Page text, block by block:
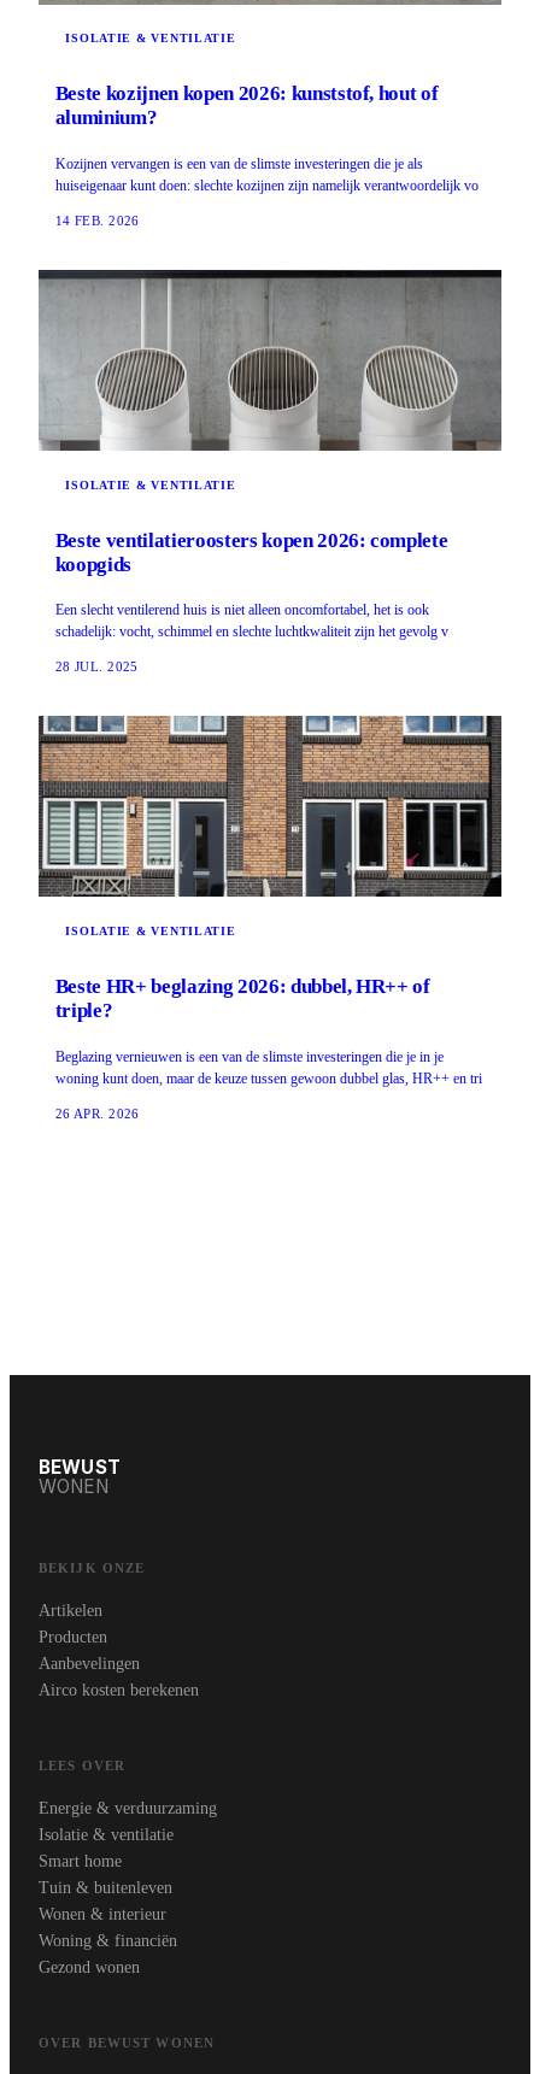
ISOLATIE & VENTILATIE
Beste kozijnen kopen 2026: kunststof, hout of
aluminium?
Kozijnen vervangen is een van de slimste investeringen die je als
huiseigenaar kunt doen: slechte kozijnen zijn namelijk verantwoordelijk vo
14 FEB. 2026
ISOLATIE & VENTILATIE
Beste ventilatieroosters kopen 2026: complete
koopgids
Een slecht ventilerend huis is niet alleen oncomfortabel, het is ook
schadelijk: vocht, schimmel en slechte luchtkwaliteit zijn het gevolg v
28 JUL. 2025
ISOLATIE & VENTILATIE
Beste HR+ beglazing 2026: dubbel, HR++ of
triple?
Beglazing vernieuwen is een van de slimste investeringen die je in je
woning kunt doen, maar de keuze tussen gewoon dubbel glas, HR++ en tri
26 APR. 2026
BEWUST
WONEN
BEKIJK ONZE
Artikelen
Producten
Aanbevelingen
Airco kosten berekenen
LEES OVER
Energie & verduurzaming
Isolatie & ventilatie
Smart home
Tuin & buitenleven
Wonen & interieur
Woning & financiën
Gezond wonen
OVER BEWUST WONEN